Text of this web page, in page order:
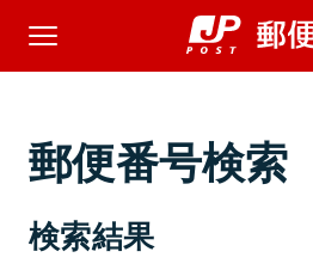
郵便番号検索
検索結果